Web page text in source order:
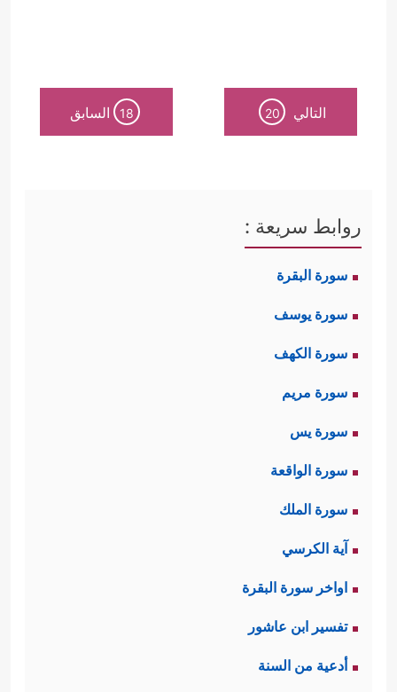
التالي 20
18 السابق
روابط سريعة :
سورة البقرة
سورة يوسف
سورة الكهف
سورة مريم
سورة يس
سورة الواقعة
سورة الملك
آية الكرسي
اواخر سورة البقرة
تفسير ابن عاشور
أدعية من السنة